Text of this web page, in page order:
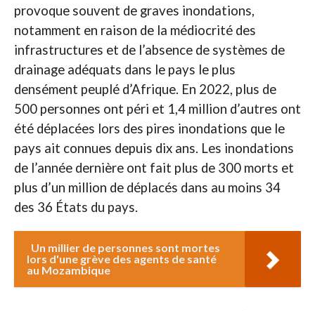
provoque souvent de graves inondations,
notamment en raison de la médiocrité des
infrastructures et de l’absence de systèmes de
drainage adéquats dans le pays le plus
densément peuplé d’Afrique. En 2022, plus de
500 personnes ont péri et 1,4 million d’autres ont
été déplacées lors des pires inondations que le
pays ait connues depuis dix ans. Les inondations
de l’année dernière ont fait plus de 300 morts et
plus d’un million de déplacés dans au moins 34
des 36 États du pays.
Un millier de personnes sont mortes
lors d'une grève des agents de santé
au Mozambique